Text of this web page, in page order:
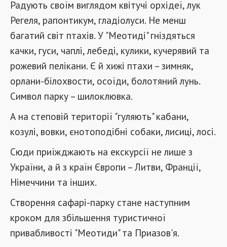
Радують своїм виглядом квітучі орхідеї, лук
Регеля, рапонтикум, гладіолуси. Не менш
багатий світ птахів. У "Меотиді" гніздяться
качки, гуси, чаплі, лебеді, кулики, кучерявий та
рожевий пелікани. Є й хижі птахи – зимняк,
орлани-білохвости, осоїди, болотяний лунь.
Символ парку – шилоклювка.
А на степовій території "гуляють" кабани,
козулі, вовки, єнотоподібні собаки, лисиці, лосі.
Сюди приїжджають на екскурсії не лише з
України, а й з країн Європи – Литви, Франції,
Німеччини та інших.
Створення сафарі-парку стане наступним
кроком для збільшення туристичної
привабливості "Меотиди" та Приазов'я.